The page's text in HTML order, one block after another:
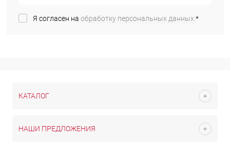
Я согласен на обработку персональных данных.*
КАТАЛОГ
НАШИ ПРЕДЛОЖЕНИЯ